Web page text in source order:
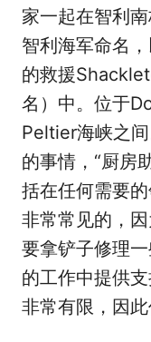
家一起在智利
智利海军命名
的救援
名）中。位于
Peltier海峡之
的事情，“厨房
括在任何需要
非常常见的，
要拿铲子修理
的工作中提供
非常有限，因此